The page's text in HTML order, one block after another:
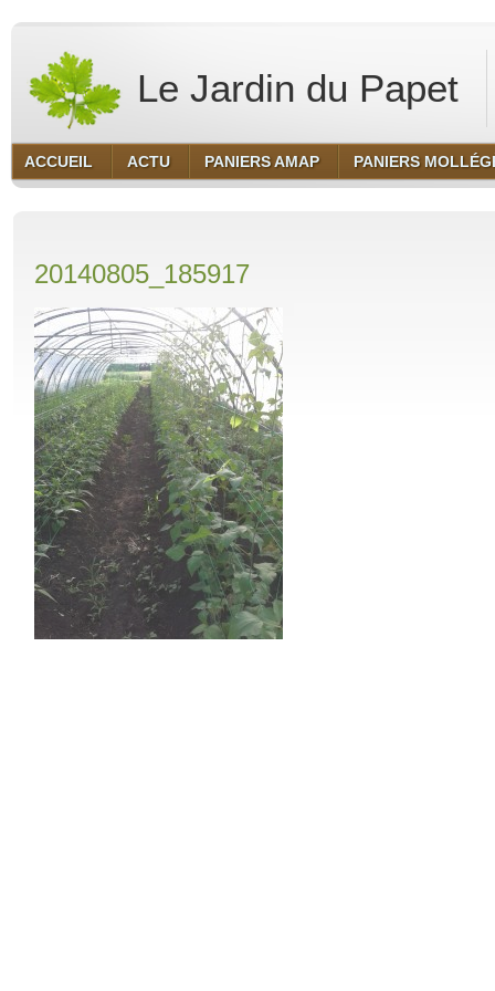
Le Jardin du Papet
ACCUEIL ACTU PANIERS AMAP PANIERS
20140805_185917